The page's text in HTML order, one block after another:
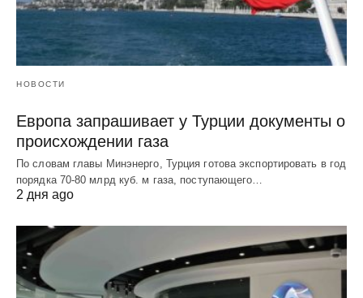
НОВОСТИ
Европа запрашивает у Турции документы о
происхождении газа
По словам главы Минэнерго, Турция готова экспортировать в год
порядка 70-80 млрд куб. м газа, поступающего…
2 дня ago